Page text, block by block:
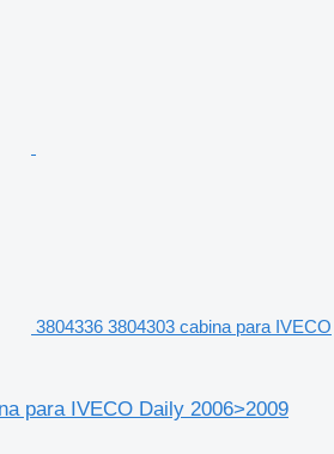
3804336 3804303 cabina para IVECO
para IVECO Daily 2006>2009